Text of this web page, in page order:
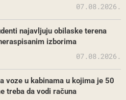
07.08.2026.
najavljuju obilaske terena
izborima
07.08.2026.
voze u kabinama u kojima je 50
treba da vodi računa